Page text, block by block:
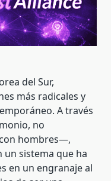
del Sur,
más radicales y
A través
no
hombres—,
sistema que ha
en un engranaje al